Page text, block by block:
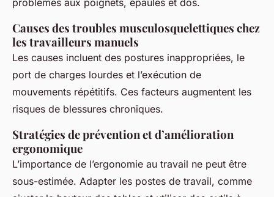
problèmes aux poignets, épaules et dos.
Causes des troubles musculosquelettiques chez
les travailleurs manuels
Les causes incluent des postures inappropriées, le
port de charges lourdes et l’exécution de
mouvements répétitifs. Ces facteurs augmentent les
risques de blessures chroniques.
Stratégies de prévention et d’amélioration
ergonomique
L’importance de l’ergonomie au travail ne peut être
sous-estimée. Adapter les postes de travail, comme